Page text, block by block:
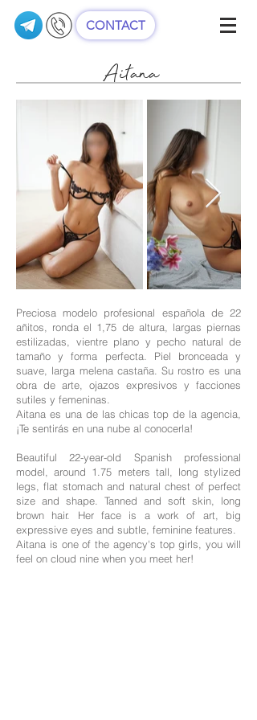
CONTACT
Aitana
Preciosa modelo profesional española de 22
añitos, ronda el 1,75 de altura, largas piernas
estilizadas, vientre plano y pecho natural de
tamaño y forma perfecta. Piel bronceada y
suave, larga melena castaña. Su rostro es una
obra de arte, ojazos expresivos y facciones
sutiles y femeninas.
Aitana es una de las chicas top de la agencia,
¡Te sentirás en una nube al conocerla!
Beautiful 22-year-old Spanish professional
model, around 1.75 meters tall, long stylized
legs, flat stomach and natural chest of perfect
size and shape. Tanned and soft skin, long
brown hair. Her face is a work of art, big
expressive eyes and subtle, feminine features.
Aitana is one of the agency's top girls, you will
feel on cloud nine when you meet her!​